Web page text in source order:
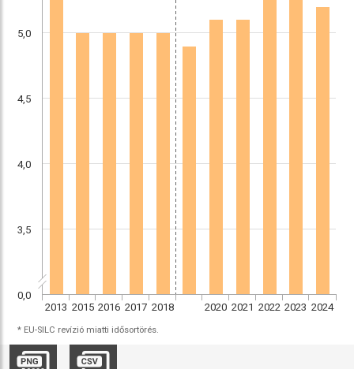
* EU-SILC revízió miatti idősortörés.
2013 2015 2016 2017 2018 2020 2021 2022 2023 2024
0,0
3,5
4,0
4,5
5,0